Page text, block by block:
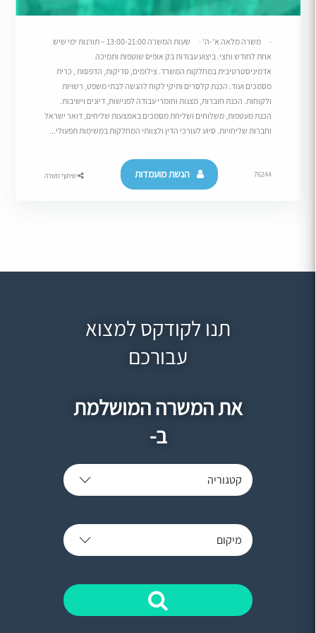
· משרה מלאה א'-ה' · שעות המשרה 13:00-21:00 – תורנות ימי שיש
אחת לחודש וחצי. ביצוע עבודות בק אופיס שוטפות ותמיכה
אדמיניסטרטיבית במחלקות המשרד. צילומים, סריקות, הדפסות , כרית
מסמכים ועוד. הכנת קלסרים ותיקי לקוח להגשה לבתי משפט, רשויות
ולקוחות. הכנת חוברות, מצגות וחומרי עבודה לפגישות, דיונים וישיבות.
הכנת מעטפות, משלוחים ושליחת מסמכים באמצעות שליחים, דואר ישראל
וחברות שליחויות. סיוע לעורכי הדין ולצוותי המחלקות במשימות תפעולי...
76244 הגשת מועמדות שיתוף משרה
תנו לקודקס למצוא
עבורכם
את המשרה המושלמת
ב-
קטגוריה
מיקום